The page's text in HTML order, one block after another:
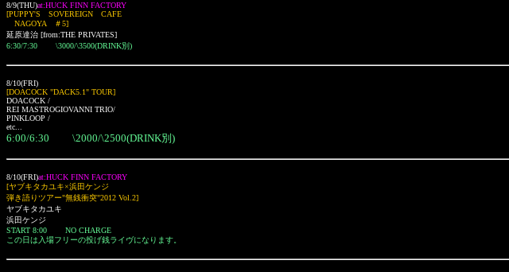
8/9(THU)at:HUCK FINN FACTORY
[PUPPY'S SOVEREIGN CAFE
NAGOYA ＃5]
延原達治 [from:THE PRIVATES]
6:30/7:30 \3000/\3500(DRINK別)
8/10(FRI)
[DOACOCK "DACK5.1" TOUR]
DOACOCK /
REI MASTROGIOVANNI TRIO/
PINKLOOP /
etc...
6:00/6:30 \2000/\2500(DRINK別)
8/10(FRI)at:HUCK FINN FACTORY
[ヤブキタカユキ×浜田ケンジ
弾き語りツアー"無銭衝突"2012 Vol.2]
ヤブキタカユキ
浜田ケンジ
START 8:00 NO CHARGE
この日は入場フリーの投げ銭ライヴになります。